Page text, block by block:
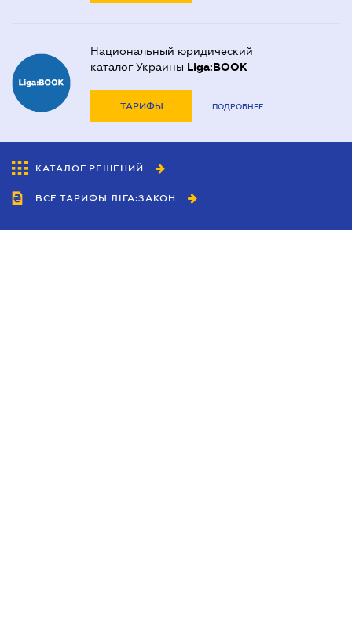
Национальный юридический
каталог Украины Liga:BOOK
ТАРИФЫ ПОДРОБНЕЕ
КАТАЛОГ РЕШЕНИЙ
ВСЕ ТАРИФЫ ЛІГА:ЗАКОН